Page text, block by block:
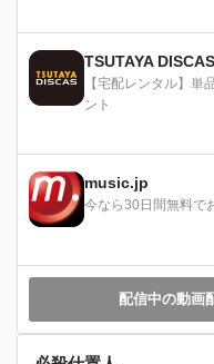
TSUTAYA DISCAS
【宅配レンタル】単
ント
music.jp
今なら30日間無料で
配信中の動画